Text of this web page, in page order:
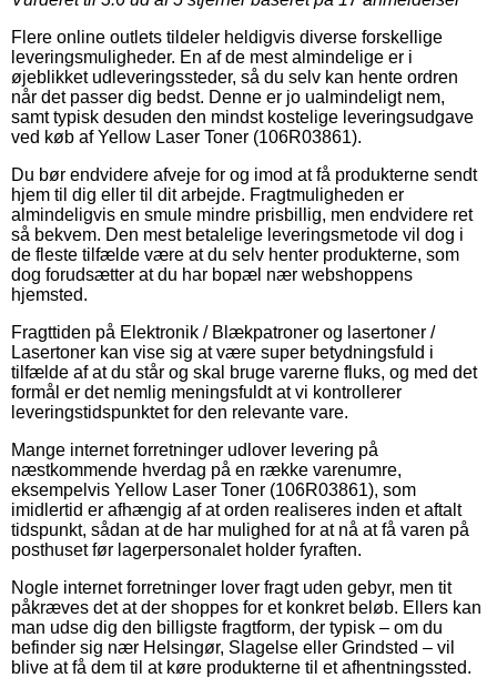
Flere online outlets tildeler heldigvis diverse forskellige
leveringsmuligheder. En af de mest almindelige er i
øjeblikket udleveringssteder, så du selv kan hente ordren
når det passer dig bedst. Denne er jo ualmindeligt nem,
samt typisk desuden den mindst kostelige leveringsudgave
ved køb af Yellow Laser Toner (106R03861).
Du bør endvidere afveje for og imod at få produkterne sendt
hjem til dig eller til dit arbejde. Fragtmuligheden er
almindeligvis en smule mindre prisbillig, men endvidere ret
så bekvem. Den mest betalelige leveringsmetode vil dog i
de fleste tilfælde være at du selv henter produkterne, som
dog forudsætter at du har bopæl nær webshoppens
hjemsted.
Fragttiden på Elektronik / Blækpatroner og lasertoner /
Lasertoner kan vise sig at være super betydningsfuld i
tilfælde af at du står og skal bruge varerne fluks, og med det
formål er det nemlig meningsfuldt at vi kontrollerer
leveringstidspunktet for den relevante vare.
Mange internet forretninger udlover levering på
næstkommende hverdag på en række varenumre,
eksempelvis Yellow Laser Toner (106R03861), som
imidlertid er afhængig af at orden realiseres inden et aftalt
tidspunkt, sådan at de har mulighed for at nå at få varen på
posthuset før lagerpersonalet holder fyraften.
Nogle internet forretninger lover fragt uden gebyr, men tit
påkræves det at der shoppes for et konkret beløb. Ellers kan
man udse dig den billigste fragtform, der typisk – om du
befinder sig nær Helsingør, Slagelse eller Grindsted – vil
blive at få dem til at køre produkterne til et afhentningssted.